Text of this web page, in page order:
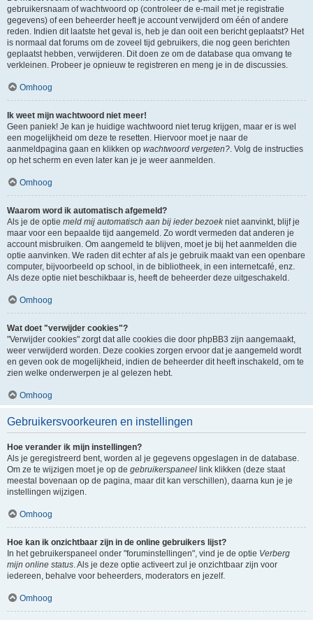
gebruikersnaam of wachtwoord op (controleer de e-mail met je registratie
gegevens) of een beheerder heeft je account verwijderd om één of andere
reden. Indien dit laatste het geval is, heb je dan ooit een bericht geplaatst? Het
is normaal dat forums om de zoveel tijd gebruikers, die nog geen berichten
geplaatst hebben, verwijderen. Dit doen ze om de database qua omvang te
verkleinen. Probeer je opnieuw te registreren en meng je in de discussies.
Omhoog
Ik weet mijn wachtwoord niet meer!
Geen paniek! Je kan je huidige wachtwoord niet terug krijgen, maar er is wel
een mogelijkheid om deze te resetten. Hiervoor moet je naar de
aanmeldpagina gaan en klikken op wachtwoord vergeten? . Volg de instructies
op het scherm en even later kan je je weer aanmelden.
Omhoog
Waarom word ik automatisch afgemeld?
Als je de optie meld mij automatisch aan bij ieder bezoekniet aanvinkt, blijf je
maar voor een bepaalde tijd aangemeld. Zo wordt vermeden dat anderen je
account misbruiken. Om aangemeld te blijven, moet je bij het aanmelden die
optie aanvinken. We raden dit echter af als je gebruik maakt van een openbare
computer, bijvoorbeeld op school, in de bibliotheek, in een internetcafé, enz.
Als deze optie niet beschikbaar is, heeft de beheerder deze uitgeschakeld.
Omhoog
Wat doet "verwijder cookies"?
"Verwijder cookies" zorgt dat alle cookies die door phpBB3 zijn aangemaakt,
weer verwijderd worden. Deze cookies zorgen ervoor dat je aangemeld wordt
en geven ook de mogelijkheid, indien de beheerder dit heeft inschakeld, om te
zien welke onderwerpen je al gelezen hebt.
Omhoog
Gebruikersvoorkeuren en instellingen
Hoe verander ik mijn instellingen?
Als je geregistreerd bent, worden al je gegevens opgeslagen in de database.
Om ze te wijzigen moet je op de gebruikerspaneel link klikken (deze staat
meestal bovenaan op de pagina, maar dit kan verschillen), daarna kun je je
instellingen wijzigen.
Omhoog
Hoe kan ik onzichtbaar zijn in de online gebruikers lijst?
In het gebruikerspaneel onder "foruminstellingen", vind je de optie Verberg
mijn online status . Als je deze optie activeert zul je onzichtbaar zijn voor
iedereen, behalve voor beheerders, moderators en jezelf.
Omhoog